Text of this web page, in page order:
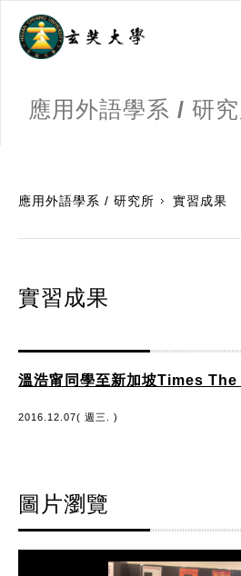
應用外語學系 / 研
應用外語學系 / 研究所 實習成果
實習成果
溫浩甯同學至新加坡Times
2016.12.07( 週三. )
圖片瀏覽